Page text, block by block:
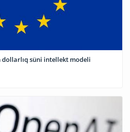
süni intellekt modeli